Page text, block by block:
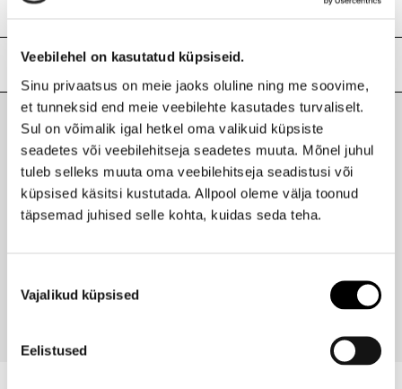
Veebilehel on kasutatud küpsiseid.
Sinu privaatsus on meie jaoks oluline ning me soovime,
et tunneksid end meie veebilehte kasutades turvaliselt.
Sul on võimalik igal hetkel oma valikuid küpsiste
seadetes või veebilehitseja seadetes muuta. Mõnel juhul
tuleb selleks muuta oma veebilehitseja seadistusi või
küpsised käsitsi kustutada. Allpool oleme välja toonud
täpsemad juhised selle kohta, kuidas seda teha.
valik
Vajalikud küpsised
Eelistused
Koostis
Dilinoleate, PEG-6 Beeswax, Ozokerite, Hydrogenated
Castor Oil, Ceresin, Tocopherol, Ascorbyl Palmitate,
[May Contain/Peut Contenir/+/-:Mica, Titanium Dioxide
(CI 77891), Iron Oxides (CI 77491, CI 77492, CI 77499)].
Lisainfo
Kaubamärk
MAX FACTOR
Laokood
H0176345
Ribakood
3614227984110
Viimati vaadatud tooted